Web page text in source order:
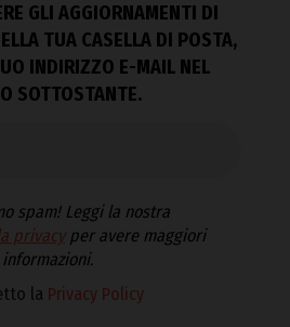
GLI AGGIORNAMENTI DI
TUA CASELLA DI POSTA,
INDIRIZZO E-MAIL NEL
SOTTOSTANTE.
spam! Leggi la nostra
privacyper avere maggiori
informazioni.
la Privacy Policy